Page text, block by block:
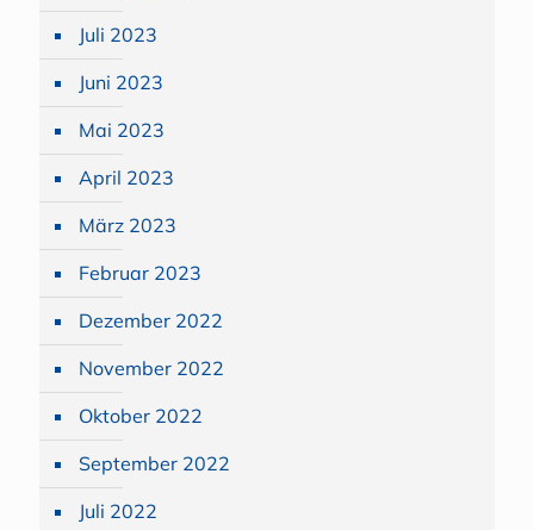
Juli 2023
Juni 2023
Mai 2023
April 2023
März 2023
Februar 2023
Dezember 2022
November 2022
Oktober 2022
September 2022
Juli 2022